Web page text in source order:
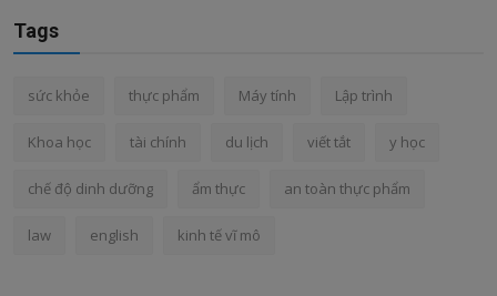
Tags
sức khỏe thực phẩm Máy tính Lập trình
Khoa học tài chính du lịch viết tắt y học
chế độ dinh dưỡng ẩm thực an toàn thực phẩm
law english kinh tế vĩ mô